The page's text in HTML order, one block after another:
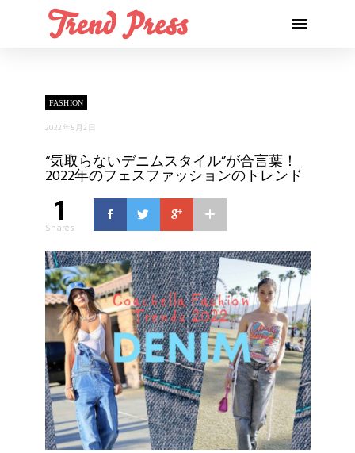
FASHION
2022年5月2日
“気取らないデニムスタイル”が合言葉！
2022年のフェスファッションのトレンド
1
Shares